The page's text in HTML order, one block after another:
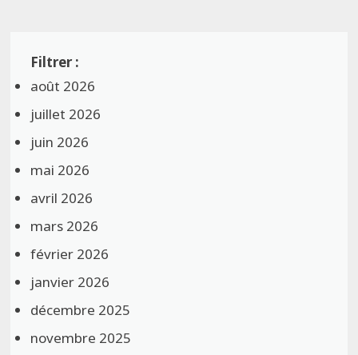
août 2026
juillet 2026
juin 2026
mai 2026
avril 2026
mars 2026
février 2026
janvier 2026
décembre 2025
novembre 2025